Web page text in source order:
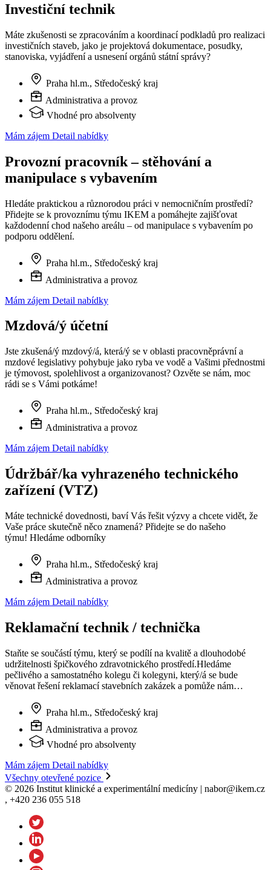
Investiční technik
Máte zkušenosti se zpracováním a koordinací podkladů pro realizaci
investičních staveb, jako je projektová dokumentace, posudky,
stanoviska, vyjádření a usnesení orgánů státní správy?
Praha hl.m., Středočeský kraj
Administrativa a provoz
Vhodné pro absolventy
Mám zájem Detail nabídky
Provozní pracovník – stěhování a
manipulace s vybavením
Hledáte praktickou a různorodou práci v nemocničním prostředí?
Přidejte se k provoznímu týmu IKEM a pomáhejte zajišťovat
každodenní chod našeho areálu – od manipulace s vybavením po
podporu oddělení.
Praha hl.m., Středočeský kraj
Administrativa a provoz
Mám zájem Detail nabídky
Mzdová/ý účetní
Jste zkušená/ý mzdový/á, která/ý se v oblasti pracovněprávní a
mzdové legislativy pohybuje jako ryba ve vodě a Vašimi přednostmi
je týmovost, spolehlivost a organizovanost? Ozvěte se nám, moc
rádi se s Vámi potkáme!
Praha hl.m., Středočeský kraj
Administrativa a provoz
Mám zájem Detail nabídky
Údržbář/ka vyhrazeného technického
zařízení (VTZ)
Máte technické dovednosti, baví Vás řešit výzvy a chcete vidět, že
Vaše práce skutečně něco znamená? Přidejte se do našeho
týmu! Hledáme odborníky
Praha hl.m., Středočeský kraj
Administrativa a provoz
Mám zájem Detail nabídky
Reklamační technik / technička
Staňte se součástí týmu, který se podílí na kvalitě a dlouhodobé
udržitelnosti špičkového zdravotnického prostředí.Hledáme
pečlivého a samostatného kolegu či kolegyni, který/á se bude
věnovat řešení reklamací stavebních zakázek a pomůže nám…
Praha hl.m., Středočeský kraj
Administrativa a provoz
Vhodné pro absolventy
Mám zájem Detail nabídky
Všechny otevřené pozice
© 2026 Institut klinické a experimentální medicíny | nabor@ikem.cz
, +420 236 055 518